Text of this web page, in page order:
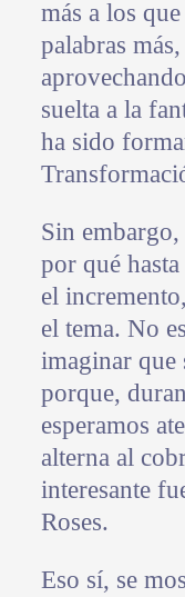
más a los
palabras
suelta a la
ha sido
Sin
por qué
el
el tema. No
imaginar que
porque,
esperamos
alterna al
interesante
Roses.
Eso sí, se